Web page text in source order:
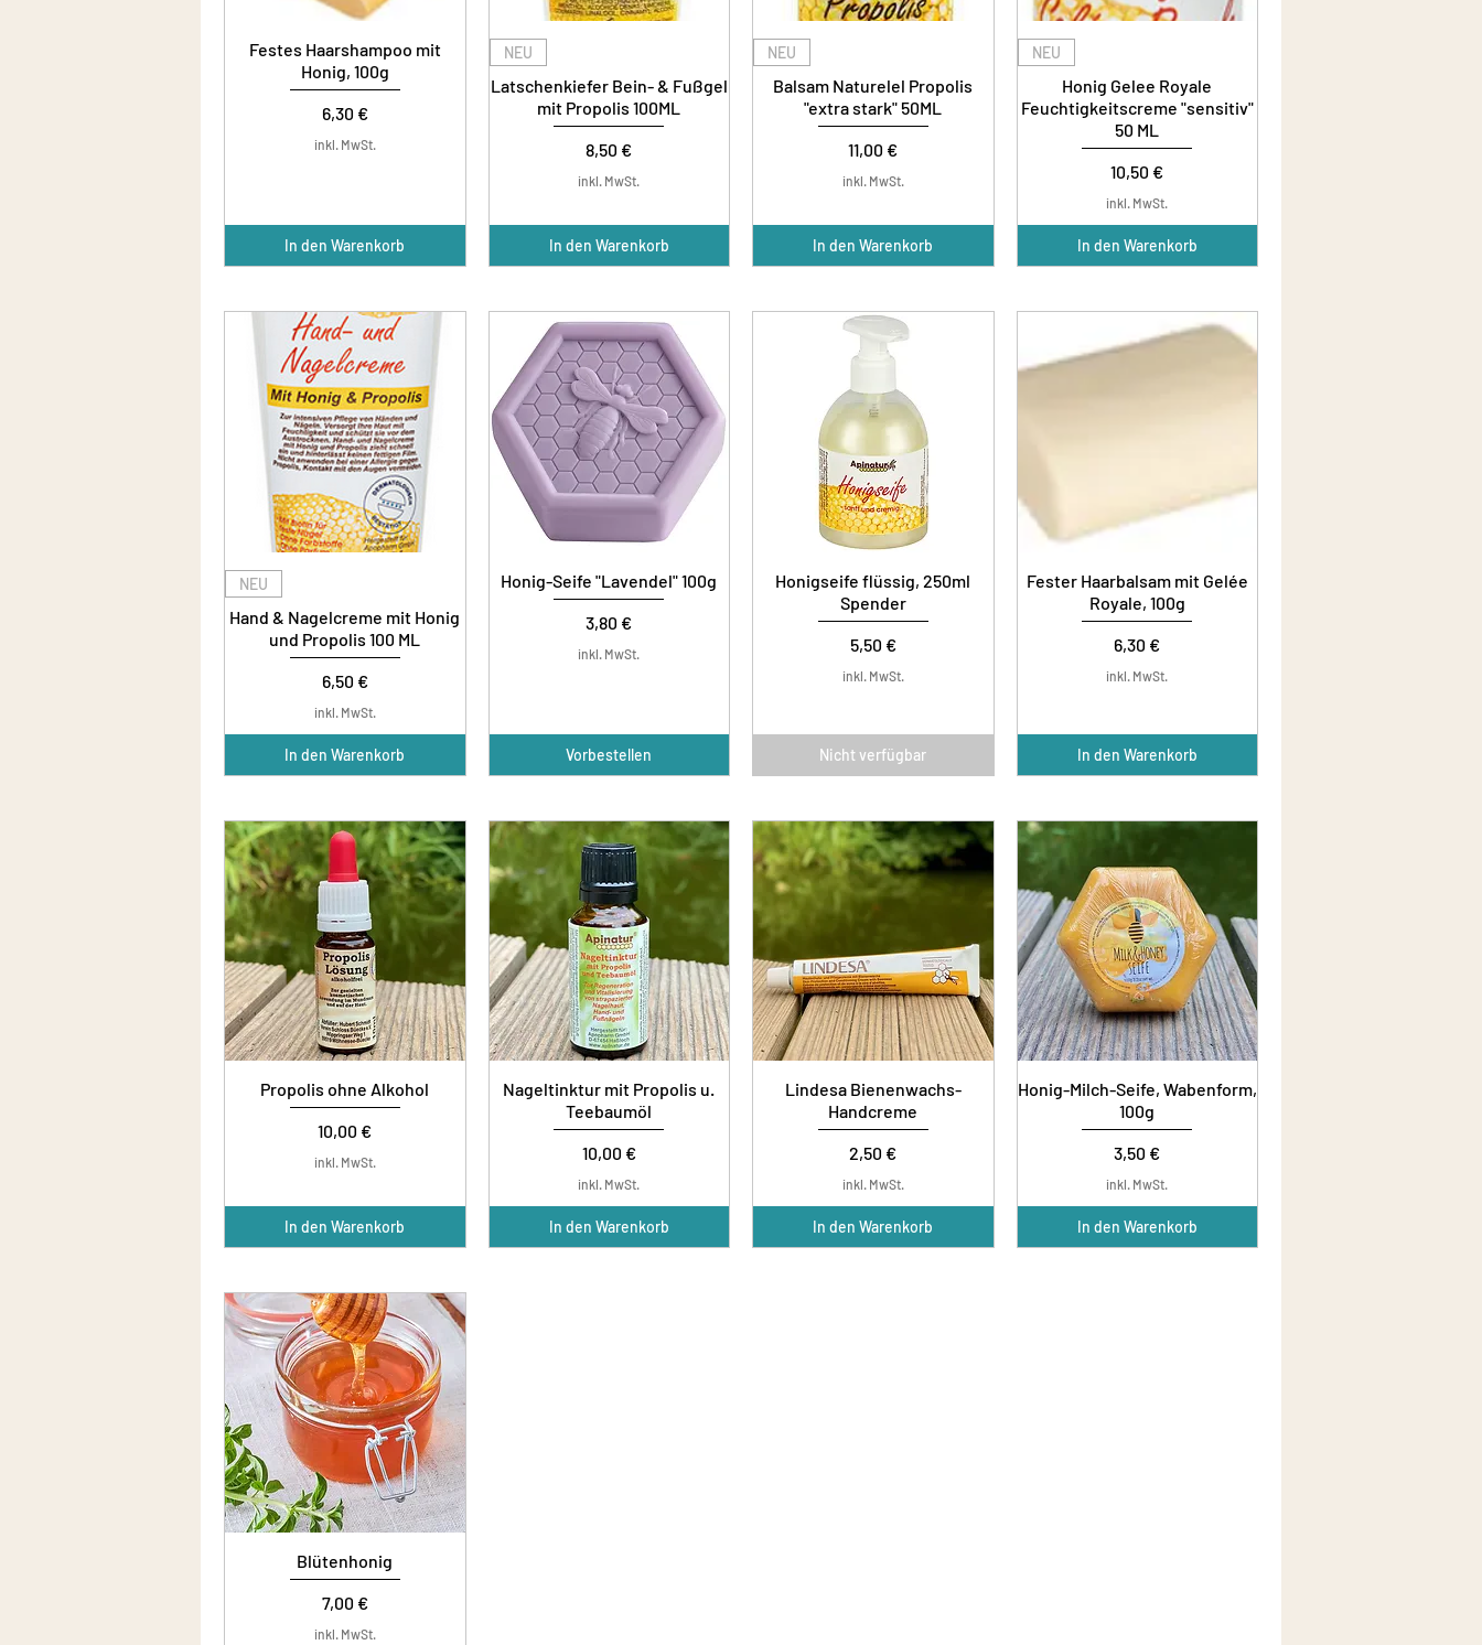
Festes Haarshampoo mit
Honig, 100g
Preis
6,30 €
inkl. MwSt.
In den Warenkorb
NEU
Latschenkiefer Bein- & Fußgel
mit Propolis 100ML
Preis
8,50 €
inkl. MwSt.
In den Warenkorb
NEU
Balsam Naturelel Propolis
"extra stark" 50ML
Preis
11,00 €
inkl. MwSt.
In den Warenkorb
NEU
Honig Gelee Royale
Feuchtigkeitscreme "sensitiv"
50 ML
Preis
10,50 €
inkl. MwSt.
In den Warenkorb
NEU
Hand & Nagelcreme mit Honig
und Propolis 100 ML
Preis
6,50 €
inkl. MwSt.
In den Warenkorb
Honig-Seife "Lavendel" 100g
Preis
3,80 €
inkl. MwSt.
Vorbestellen
Honigseife flüssig, 250ml
Spender
Preis
5,50 €
inkl. MwSt.
Nicht verfügbar
Fester Haarbalsam mit Gelée
Royale, 100g
Preis
6,30 €
inkl. MwSt.
In den Warenkorb
Propolis ohne Alkohol
Preis
10,00 €
inkl. MwSt.
In den Warenkorb
Nageltinktur mit Propolis u.
Teebaumöl
Preis
10,00 €
inkl. MwSt.
In den Warenkorb
Lindesa Bienenwachs-
Handcreme
Preis
2,50 €
inkl. MwSt.
In den Warenkorb
Honig-Milch-Seife, Wabenform,
100g
Preis
3,50 €
inkl. MwSt.
In den Warenkorb
Blütenhonig
Preis
7,00 €
inkl. MwSt.